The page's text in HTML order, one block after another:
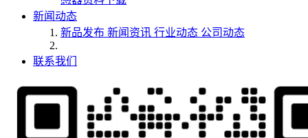
新闻动态
新品发布 新闻资讯 行业动态 公司动态
联系我们